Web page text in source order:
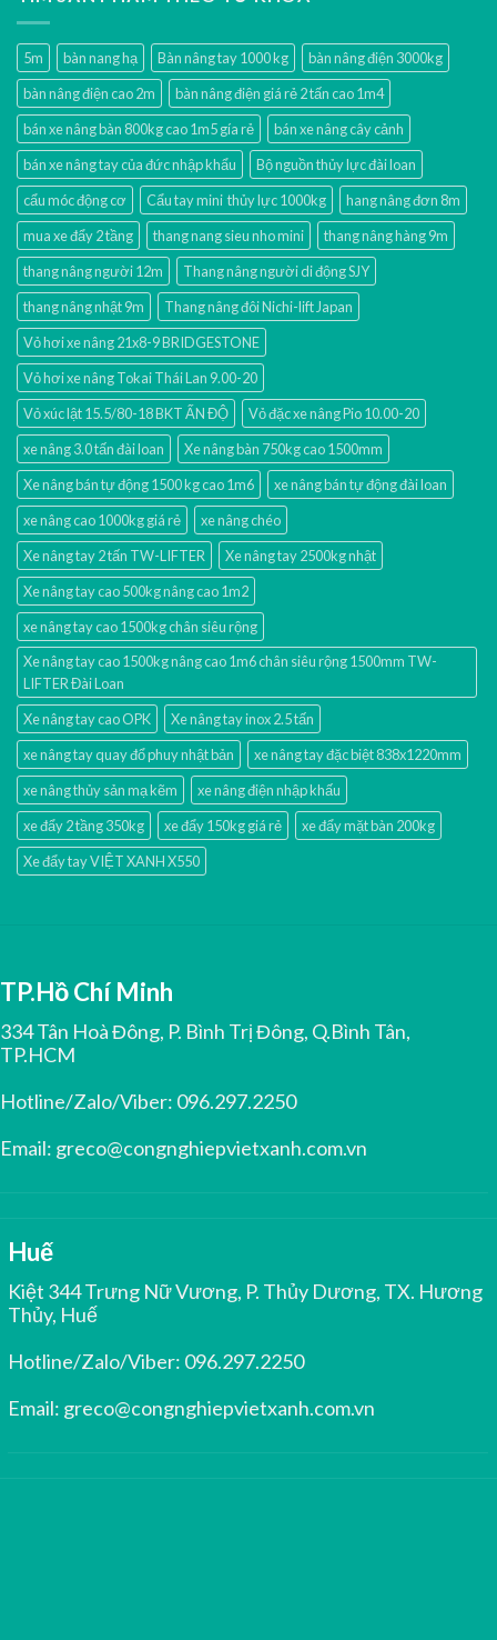
5m bàn nang hạ Bàn nâng tay 1000 kg
bàn nâng điện 3000kg
bàn nâng điện cao 2m
bàn nâng điện giá rẻ 2 tấn cao 1m4
bán xe nâng bàn 800kg cao 1m5 gía rẻ
bán xe nâng cây cảnh
bán xe nâng tay của đức nhập khẩu
Bộ nguồn thủy lực đài loan
cẩu móc động cơ
Cẩu tay mini thủy lực 1000kg
hang nâng đơn 8m
mua xe đẩy 2 tầng
thang nang sieu nho mini
thang nâng hàng 9m
thang nâng người 12m
Thang nâng người di động SJY
thang nâng nhật 9m
Thang nâng đôi Nichi-lift Japan
Vỏ hơi xe nâng 21x8-9 BRIDGESTONE
Vỏ hơi xe nâng Tokai Thái Lan 9.00-20
Vỏ xúc lật 15.5/80-18 BKT ẤN ĐỘ
Vỏ đặc xe nâng Pio 10.00-20
xe nâng 3.0 tấn đài loan
Xe nâng bàn 750kg cao 1500mm
Xe nâng bán tự động 1500 kg cao 1m6
xe nâng bán tự động đài loan
xe nâng cao 1000kg giá rẻ
xe nâng chéo
Xe nâng tay 2 tấn TW-LIFTER
Xe nâng tay 2500kg nhật
Xe nâng tay cao 500kg nâng cao 1m2
xe nâng tay cao 1500kg chân siêu rộng
Xe nâng tay cao 1500kg nâng cao 1m6 chân siêu rộng 1500mm TW-
LIFTER Đài Loan
Xe nâng tay cao OPK
Xe nâng tay inox 2.5 tấn
xe nâng tay quay đổ phuy nhật bản
xe nâng tay đặc biệt 838x1220mm
xe nâng thủy sản mạ kẽm
xe nâng điện nhập khấu
xe đẩy 2 tầng 350kg
xe đẩy 150kg giá rẻ
xe đẩy mặt bàn 200kg
Xe đẩy tay VIỆT XANH X550
TP.Hồ Chí Minh
334 Tân Hoà Đông, P. Bình Trị Đông, Q.Bình Tân,
TP.HCM
Hotline/Zalo/Viber: 096.297.2250
Email: greco@congnghiepvietxanh.com.vn
Huế
Kiệt 344 Trưng Nữ Vương, P. Thủy Dương, TX. Hương
Thủy, Huế
Hotline/Zalo/Viber: 096.297.2250
Email: greco@congnghiepvietxanh.com.vn